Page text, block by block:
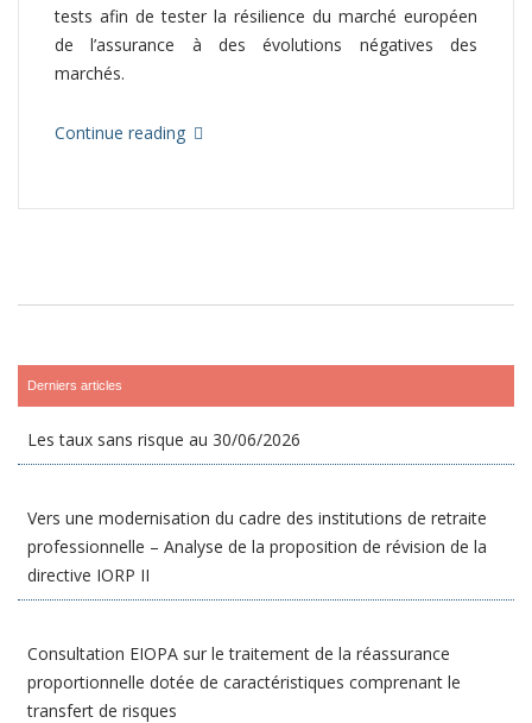
tests afin de tester la résilience du marché européen
de l’assurance à des évolutions négatives des
marchés.
Continue reading
Derniers articles
Les taux sans risque au 30/06/2026
Vers une modernisation du cadre des institutions de retraite
professionnelle – Analyse de la proposition de révision de la
directive IORP II
Consultation EIOPA sur le traitement de la réassurance
proportionnelle dotée de caractéristiques comprenant le
transfert de risques